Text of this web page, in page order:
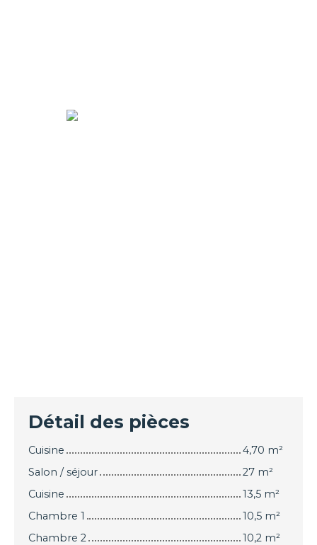
Détail des pièces
Cuisine
4,70 m²
Salon / séjour
27 m²
Cuisine
13,5 m²
Chambre 1
10,5 m²
Chambre 2
10,2 m²